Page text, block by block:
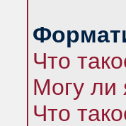
Что
Могу ли
Что